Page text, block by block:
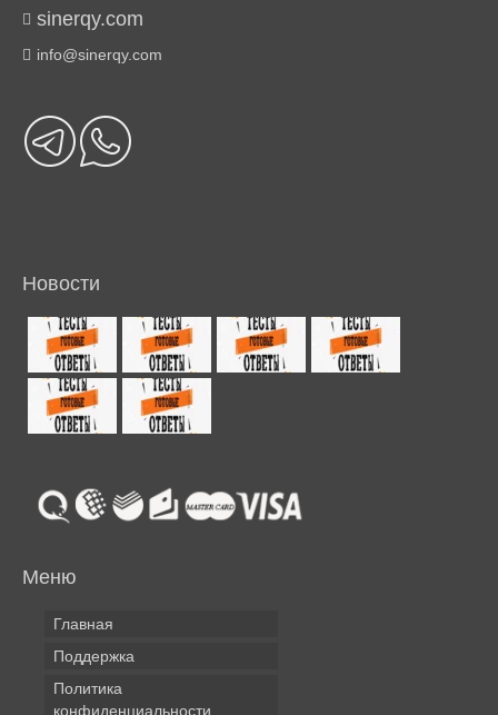
sinerqy.com
info@sinerqy.com
Новости
Меню
Главная
Поддержка
Политика
конфиденциальности